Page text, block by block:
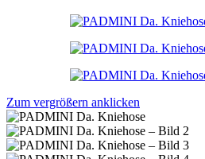
Zum vergrößern anklicken